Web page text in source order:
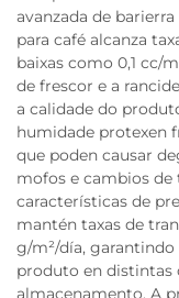
avanzada de
para café alcanza
baixas como 0,1 cc/
de frescor e a
a calidade do
humidade protexen
que poden causar
mofos e cambios
características de
mantén taxas de
g/m²/día,
produto en distintas